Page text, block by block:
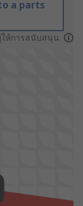
a parts
ให้การสนับสนุน